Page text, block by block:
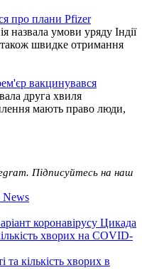
про плани Pfizer
назвала умови уряду Індії
також швидке отримання
вакцинувався
друга хвиля
мають право люди,
Підписуйтесь на наш
News
коронавірусу Цикада
хворих на COVID-
кількість хворих в